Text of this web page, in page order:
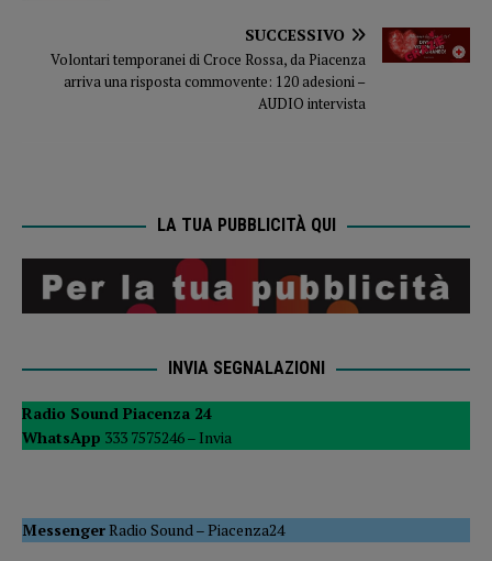
SUCCESSIVO
Volontari temporanei di Croce Rossa, da Piacenza
arriva una risposta commovente: 120 adesioni –
AUDIO intervista
LA TUA PUBBLICITÀ QUI
INVIA SEGNALAZIONI
Radio Sound Piacenza 24
WhatsApp 333 7575246 – Invia
MessengerRadio Sound–Piacenza24